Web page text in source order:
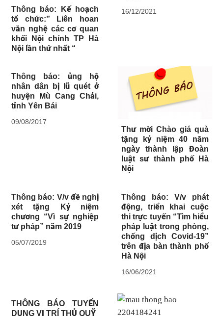
Thông báo: Kế hoạch
tổ chức:” Liên hoan
văn nghệ các cơ quan
khối Nội chính TP Hà
Nội lần thứ nhất “
16/12/2021
Thông báo: ủng hộ
nhân dân bị lũ quét ở
huyện Mù Cang Chải,
tỉnh Yên Bái
09/08/2017
Thư mời Chào giá quà
tặng kỷ niệm 40 năm
ngày thành lập Đoàn
luật sư thành phố Hà
Nội
Thông báo: V/v đề nghị
xét tặng Kỷ niệm
chương “Vì sự nghiệp
tư pháp” năm 2019
05/07/2019
Thông báo: V/v phát
động, triển khai cuộc
thi trực tuyến “Tìm hiểu
pháp luật trong phòng,
chống dịch Covid-19”
trên địa bàn thành phố
Hà Nội
16/06/2021
THÔNG BÁO TUYỂN
DỤNG VỊ TRÍ THỦ QUỸ